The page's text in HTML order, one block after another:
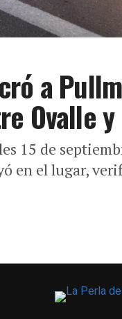
a
Ovalle
15 de
en el lugar,